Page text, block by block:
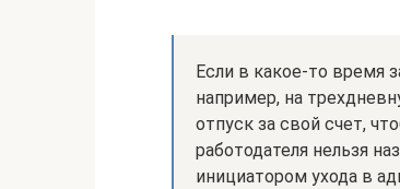
Если в какое-то время
например, на
отпуск за свой счет,
работодателя нельзя
инициатором ухода в